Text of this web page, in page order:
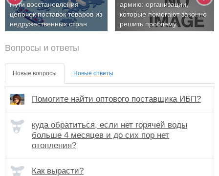
Пути восстановления
цепочек поставок товаров из
недружественных стран
армию: организации,
которые помогают законно
решить проблему
Вопросы и ответы
Новые вопросы Новые ответы
Помогите найти оптового поставщика ИБП?
куда обратиться, если нет горячей воды
больше 4 месяцев и до сих пор нет
отопления?
Как вырасти?